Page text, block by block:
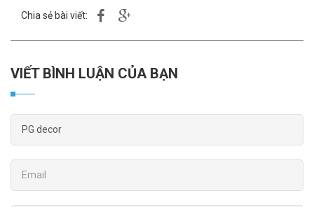
Chia sẻ bài viết:
VIẾT BÌNH LUẬN CỦA BẠN